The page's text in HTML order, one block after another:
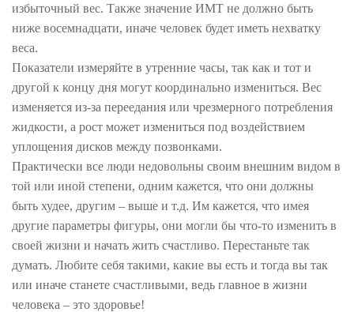
избыточный вес. Также значение ИМТ не должно быть
ниже восемнадцати, иначе человек будет иметь нехватку
веса.
Показатели измеряйте в утренние часы, так как и тот и
другой к концу дня могут координально измениться. Вес
изменяется из-за переедания или чрезмерного потребления
жидкости, а рост может измениться под воздействием
уплощения дисков между позвонками.
Практически все люди недовольны своим внешним видом в
той или иной степени, одним кажется, что они должны
быть худее, другим – выше и т.д. Им кажется, что имея
другие параметры фигуры, они могли бы что-то изменить в
своей жизни и начать жить счастливо. Перестаньте так
думать. Любите себя такими, какие вы есть и тогда вы так
или иначе станете счастливыми, ведь главное в жизни
человека – это здоровье!